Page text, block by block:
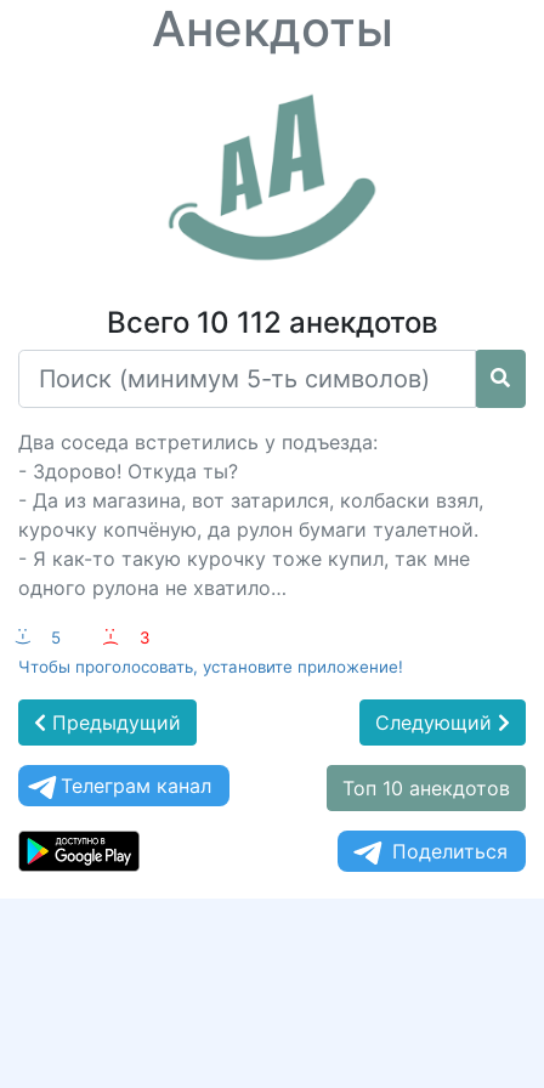
Анекдоты
Всего 10 112 анекдотов
Два соседа встретились у подъезда:
- Здорово! Откуда ты?
- Да из магазина, вот затарился, колбаски взял,
курочку копчёную, да рулон бумаги туалетной.
- Я как-то такую курочку тоже купил, так мне
одного рулона не хватило…
:-) 5 :-(
3
Чтобы проголосовать, установите приложение!
Предыдущий Следующий
Телеграм канал Топ 10 анекдотов
Поделиться